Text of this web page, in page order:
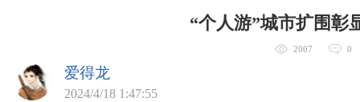
“个人游”城市扩围彰
2007 0
爱得龙
2024/4/18 1:47:55